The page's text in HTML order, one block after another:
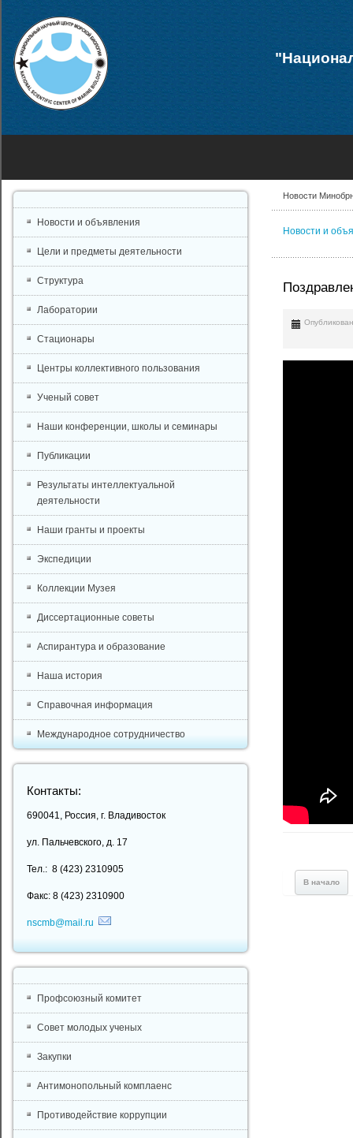
Новости
Новости и
В начало
Новости и объявления
Цели и предметы деятельности
Структура
Лаборатории
Стационары
Центры коллективного пользования
Ученый совет
Наши конференции, школы и семинары
Публикации
Результаты интеллектуальной
деятельности
Наши гранты и проекты
Экспедиции
Коллекции Музея
Диссертационные советы
Аспирантура и образование
Наша история
Справочная информация
Международное сотрудничество
Контакты:
690041, Россия, г. Владивосток
ул. Пальчевского, д. 17
Тел.: 8 (423) 2310905
Факс: 8 (423) 2310900
nscmb@mail.ru
Профсоюзный комитет
Совет молодых ученых
Закупки
Антимонопольный комплаенс
Противодействие коррупции